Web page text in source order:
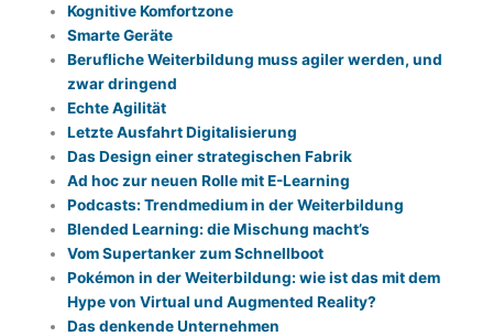
Kognitive Komfortzone
Smarte Geräte
Berufliche Weiterbildung muss agiler werden, und
zwar dringend
Echte Agilität
Letzte Ausfahrt Digitalisierung
Das Design einer strategischen Fabrik
Ad hoc zur neuen Rolle mit E-Learning
Podcasts: Trendmedium in der Weiterbildung
Blended Learning: die Mischung macht’s
Vom Supertanker zum Schnellboot
Pokémon in der Weiterbildung: wie ist das mit dem
Hype von Virtual und Augmented Reality?
Das denkende Unternehmen